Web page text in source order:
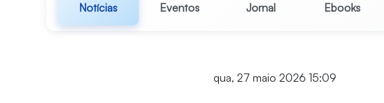
Notícias Eventos Jornal Ebooks
qua, 27 maio 2026 15:09